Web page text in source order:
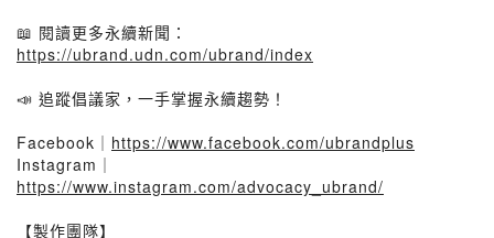
📖 閱讀更多永續新聞：
https://ubrand.udn.com/ubrand/index
📣 追蹤倡議家，一手掌握永續趨勢！
Facebook｜ https://www.facebook.com/ubrandplus
Instagram｜
https://www.instagram.com/advocacy_ubrand/
【製作團隊】